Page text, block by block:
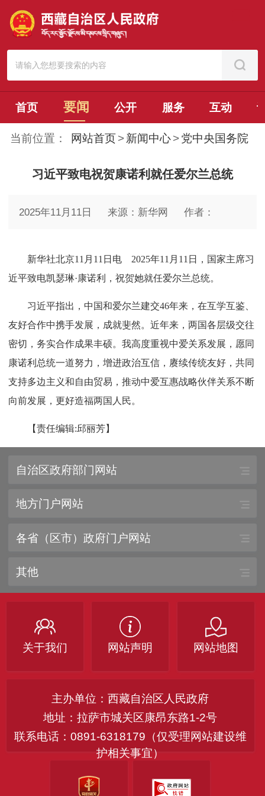
首页 要闻 公开 服务 互动
当前位置： 网站首页 > 新闻中心 > 党中央国务院
习近平致电祝贺康诺利就任爱尔兰总统
2025年11月11日 来源：新华网 作者：
新华社北京11月11日电 2025年11月11日，国家主席习
近平致电凯瑟琳·康诺利，祝贺她就任爱尔兰总统。
习近平指出，中国和爱尔兰建交46年来，在互学互鉴、
友好合作中携手发展，成就斐然。近年来，两国各层级交往
密切，务实合作成果丰硕。我高度重视中爱关系发展，愿同
康诺利总统一道努力，增进政治互信，赓续传统友好，共同
支持多边主义和自由贸易，推动中爱互惠战略伙伴关系不断
向前发展，更好造福两国人民。
【责任编辑:邱丽芳】
自治区政府部门网站
地方门户网站
各省（区市）政府门户网站
其他
关于我们 网站声明 网站地图
主办单位：西藏自治区人民政府
地址：拉萨市城关区康昂东路1-2号
联系电话：0891-6318179（仅受理网站建设维
护相关事宜）